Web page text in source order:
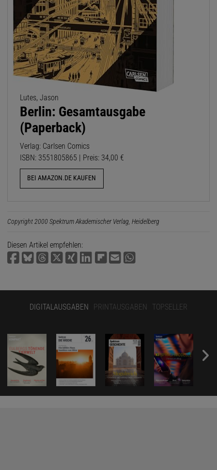
Lutes, Jason
Berlin: Gesamtausgabe
(Paperback)
Verlag: Carlsen Comics
ISBN: 3551805865 | Preis: 34,00 €
BEI AMAZON.DE KAUFEN
Copyright 2000 Spektrum Akademischer Verlag, Heidelberg
Diesen Artikel empfehlen:
DIGITALAUSGABEN PRINTAUSGABEN TOPSELLER